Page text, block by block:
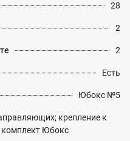
28
2
2
Есть
Юбокс №5
крепление к
комплект Юбокс